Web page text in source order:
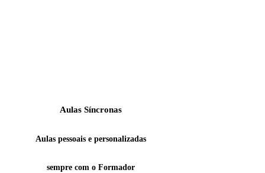
Aulas Síncronas
Aulas pessoais e personalizadas
sempre com o Formador